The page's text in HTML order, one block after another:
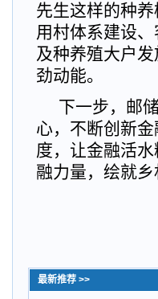
先生这样的种
用村体系建设
及种养殖大户
劲动能。
下一步，邮
心，不断创新
度，让金融活
融力量，绘就乡
最新推荐 >>